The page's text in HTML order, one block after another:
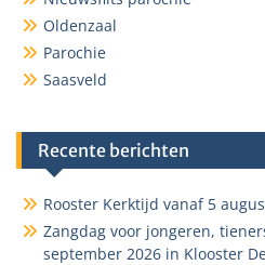
Oldenzaal
Parochie
Saasveld
Recente berichten
Rooster Kerktijd vanaf 5
Zangdag voor jongeren,
september 2026 in Klooster